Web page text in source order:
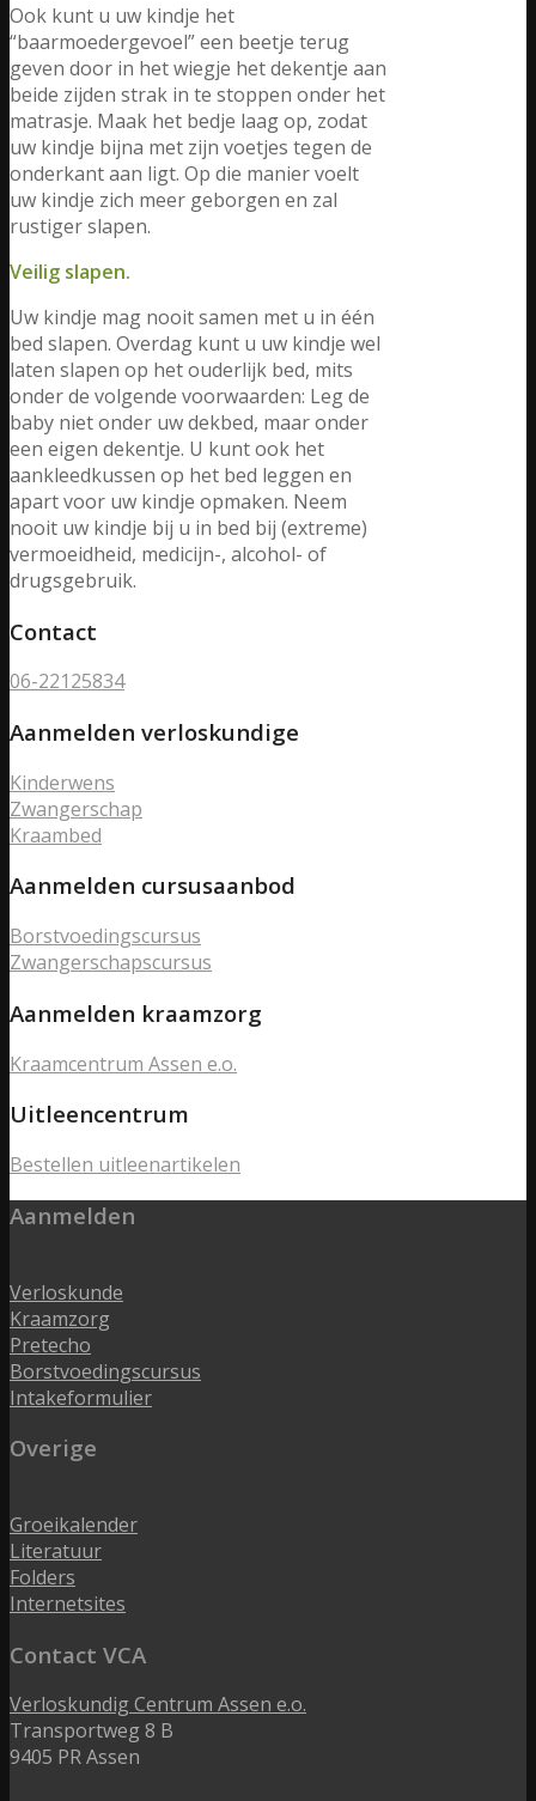
Ook kunt u uw kindje het
“baarmoedergevoel” een beetje terug
geven door in het wiegje het dekentje aan
beide zijden strak in te stoppen onder het
matrasje. Maak het bedje laag op, zodat
uw kindje bijna met zijn voetjes tegen de
onderkant aan ligt. Op die manier voelt
uw kindje zich meer geborgen en zal
rustiger slapen.
Veilig slapen.
Uw kindje mag nooit samen met u in één
bed slapen. Overdag kunt u uw kindje wel
laten slapen op het ouderlijk bed, mits
onder de volgende voorwaarden: Leg de
baby niet onder uw dekbed, maar onder
een eigen dekentje. U kunt ook het
aankleedkussen op het bed leggen en
apart voor uw kindje opmaken. Neem
nooit uw kindje bij u in bed bij (extreme)
vermoeidheid, medicijn-, alcohol- of
drugsgebruik.
Contact
06-22125834
Aanmelden verloskundige
Kinderwens
Zwangerschap
Kraambed
Aanmelden cursusaanbod
Borstvoedingscursus
Zwangerschapscursus
Aanmelden kraamzorg
Kraamcentrum Assen e.o.
Uitleencentrum
Bestellen uitleenartikelen
Aanmelden
Verloskunde
Kraamzorg
Pretecho
Borstvoedingscursus
Intakeformulier
Overige
Groeikalender
Literatuur
Folders
Internetsites
Contact VCA
Verloskundig Centrum Assen e.o.
Transportweg 8 B
9405 PR Assen